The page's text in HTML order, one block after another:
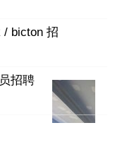
/ bicton 招
招聘